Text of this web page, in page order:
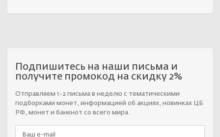
Подпишитесь на наши письма и
получите промокод на скидку 2%
Отправляем 1-2 письма в неделю с тематическими
подборками монет, информацией об акциях, новинках ЦБ
РФ, монет и банкнот со всего мира.